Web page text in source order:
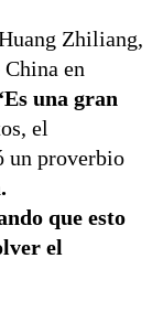
Zhiliang,
en
una gran
el
un proverbio
que esto
el